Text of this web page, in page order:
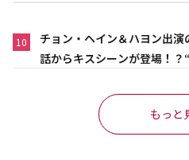
10
チョン・ヘイン＆ハヨン出
話からキスシーンが登場！
もっと